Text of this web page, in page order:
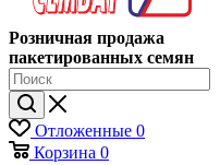
Розничная продажа
пакетированных семян
Отложенные 0
Корзина 0